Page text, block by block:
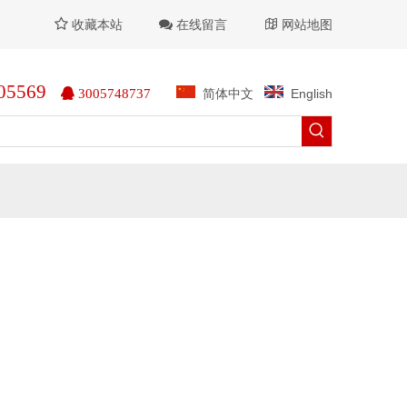
 收藏本站  在线留言  网站地图
 3005748737 简体中文 English